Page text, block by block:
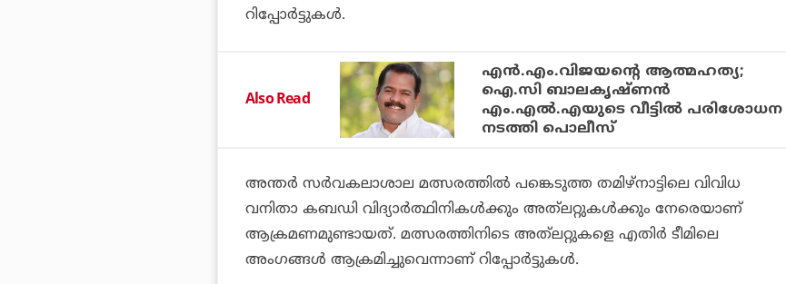
റിപ്പോര്‍ട്ടുകള്‍.
Also Read
എന്‍.എം.വിജയന്റെ ആത്മഹത്യ;
ഐ.സി ബാലകൃഷ്ണന്‍
എം.എല്‍.എയുടെ വീട്ടില്‍ പരിശോധന
നടത്തി പൊലീസ്
അന്തര്‍ സര്‍വകലാശാല മത്സരത്തില്‍ പങ്കെടുത്ത തമിഴ്‌നാട്ടിലെ വിവിധ
വനിതാ കബഡി വിദ്യാര്‍ത്ഥിനികള്‍ക്കും അത്‌ലറ്റുകള്‍ക്കും നേരെയാണ്
ആക്രമണമുണ്ടായത്. മത്സരത്തിനിടെ അത്‌ലറ്റുകളെ എതിര്‍ ടീമിലെ
അംഗങ്ങള്‍ ആക്രമിച്ചുവെന്നാണ് റിപ്പോര്‍ട്ടുകള്‍.